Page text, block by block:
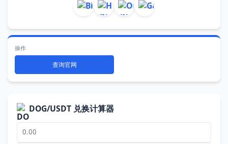
操作
查询官网
DOG/USDT 兑换计算器